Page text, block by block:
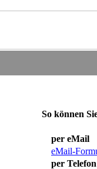
So können
per eMail
eMail-
per